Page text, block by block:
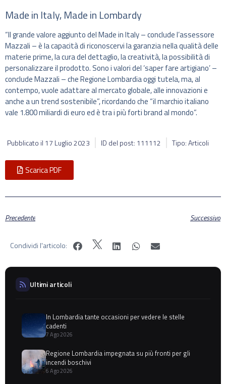
Made in Italy, Made in Lombardy
“Il grande valore aggiunto del Made in Italy – conclude l’assessore
Mazzali – è la capacità di riconoscervi la garanzia nella qualità delle
materie prime, la cura del dettaglio, la creatività, la possibilità di
personalizzare il prodotto. Sono i valori del ‘saper fare artigiano’ –
conclude Mazzali – che Regione Lombardia oggi tutela, ma, al
contempo, vuole adattare al mercato globale, alle innovazioni e
anche a un trend sostenibile”, ricordando che “il marchio italiano
vale 1.800 miliardi di euro ed è tra i più forti brand al mondo”.
Pubblicato il 17 Luglio 2023 ID del post: 111112 Tipo: Articoli
Scarica PDF
Precedente Successivo
Condividi l'articolo:
Ultimi articoli
In Lombardia tante occasioni per vedere le stelle
cadenti
7 Ago 2026
Regione Lombardia impegnata su più fronti per gli
incendi boschivi
6 Ago 2026